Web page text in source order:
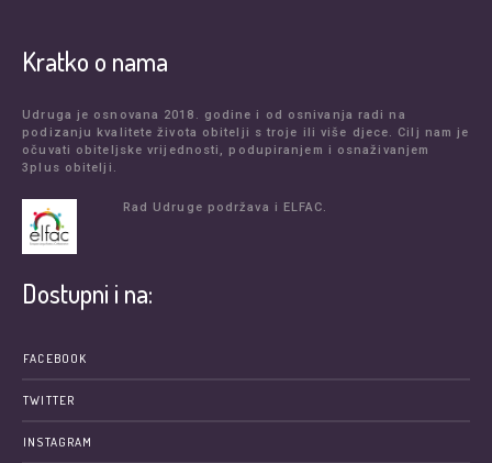
Kratko o nama
Udruga je osnovana 2018. godine i od osnivanja radi na
podizanju kvalitete života obitelji s troje ili više djece. Cilj nam je
očuvati obiteljske vrijednosti, podupiranjem i osnaživanjem
3plus obitelji.
Rad Udruge podržava i ELFAC.
Dostupni i na:
FACEBOOK
TWITTER
INSTAGRAM